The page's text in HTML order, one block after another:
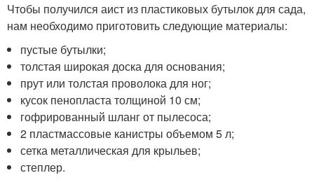
Чтобы получился аист из пластиковых бутылок для сада,
нам необходимо приготовить следующие материалы:
пустые бутылки;
толстая широкая доска для основания;
прут или толстая проволока для ног;
кусок пенопласта толщиной 10 см;
гофрированный шланг от пылесоса;
2 пластмассовые канистры объемом 5 л;
сетка металлическая для крыльев;
степлер.